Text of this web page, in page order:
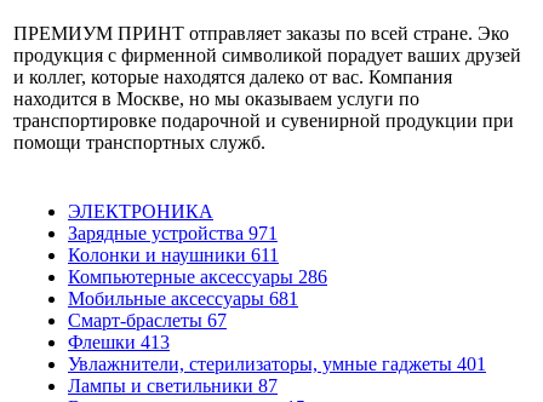
ПРЕМИУМ ПРИНТ отправляет заказы по всей стране. Эко
продукция с фирменной символикой порадует ваших друзей
и коллег, которые находятся далеко от вас. Компания
находится в Москве, но мы оказываем услуги по
транспортировке подарочной и сувенирной продукции при
помощи транспортных служб.
ЭЛЕКТРОНИКА
Зарядные устройства 971
Колонки и наушники 611
Компьютерные аксессуары 286
Мобильные аксессуары 681
Смарт-браслеты 67
Флешки 413
Увлажнители, стерилизаторы, умные гаджеты 401
Лампы и светильники 87